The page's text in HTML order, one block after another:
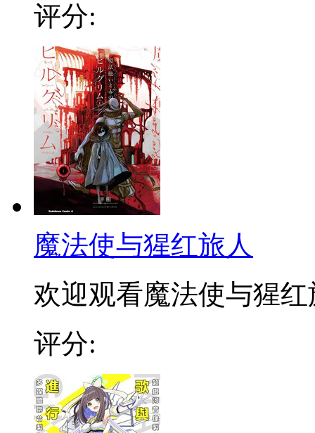
评分:
魔法使与猩红旅人
欢迎观看魔法使与猩红
评分: